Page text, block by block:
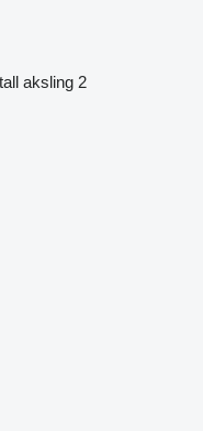
aksling 2